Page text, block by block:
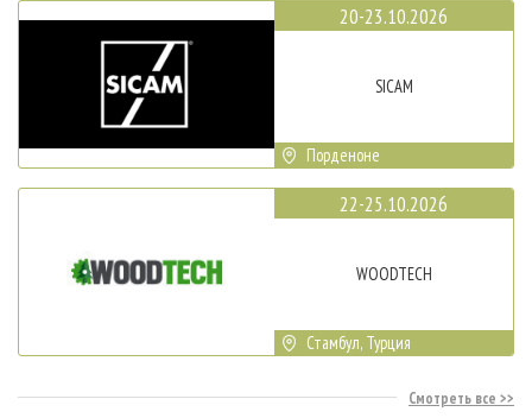
20-23.10.2026
SICAM
Порденоне
22-25.10.2026
WOODTECH
Стамбул, Турция
Смотреть все